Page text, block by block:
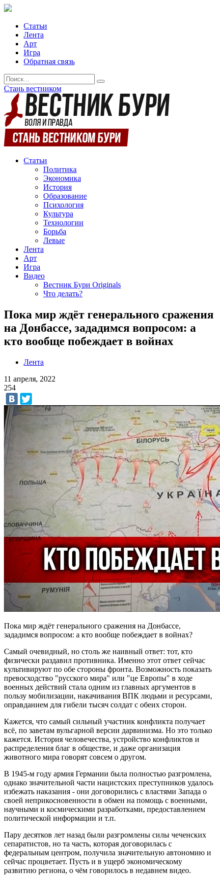
Статьи
Лента
Арт
Игра
Обратная связь
Стань вестником
Статьи
Политика
Экономика
История
Образование
Психология
Культура
Технологии
Борьба
Левые
Лента
Арт
Игра
Видео
Вестник Бури Originals
Что делать?
Пока мир ждёт генерального сражения
на Донбассе, зададимся вопросом: а
кто вообще побеждает в войнах
Лента
11 апреля, 2022
254
Пока мир ждёт генерального сражения на Донбассе,
зададимся вопросом: а кто вообще побеждает в войнах?
Самый очевидный, но столь же наивный ответ: тот, кто
физически раздавил противника. Именно этот ответ сейчас
культивируют по обе стороны фронта. Возможность показать
превосходство "русского мира" или "це Европы" в ходе
военных действий стала одним из главных аргументов в
пользу мобилизации, накачивания ВПК людьми и ресурсами,
оправданием для гибели тысяч солдат с обеих сторон.
Кажется, что самый сильный участник конфликта получает
всё, по заветам вульгарной версии дарвинизма. Но это только
кажется. История человечества, устройство конфликтов и
распределения благ в обществе, и даже организация
животного мира говорят совсем о другом.
В 1945-м году армия Германии была полностью разгромлена,
однако значительной части нацистских преступников удалось
избежать наказания - они договорились с властями Запада о
своей неприкосновенности в обмен на помощь с военными,
научными и космическими разработками, предоставлением
политической информации и т.п.
Пару десятков лет назад были разгромлены силы чеченских
сепаратистов, но та часть, которая договорилась с
федеральным центром, получила значительную автономию и
сейчас процветает. Пусть и в ущерб экономическому
развитию региона, о чём говорилось в недавнем видео.